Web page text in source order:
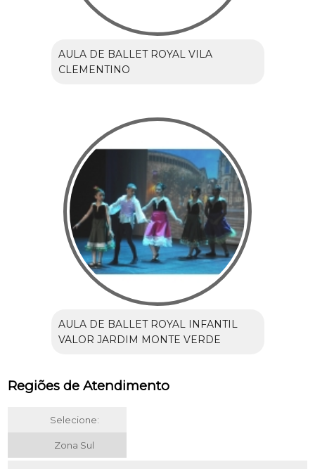
AULA DE BALLET ROYAL VILA
CLEMENTINO
AULA DE BALLET ROYAL INFANTIL
VALOR JARDIM MONTE VERDE
Regiões de Atendimento
Selecione:
Zona Sul